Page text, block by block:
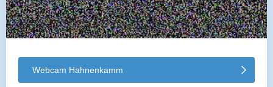
Webcam Hahnenkamm